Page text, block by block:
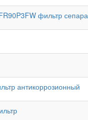
фильтр
антикоррозионный